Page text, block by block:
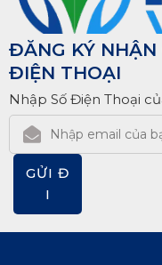
ĐĂNG KÝ NHẬN
ĐIỆN THOẠI
Nhập Số Điện Thoại
GỬI Đ
I